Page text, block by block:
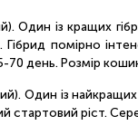
із кращих
Гібрид помірно
70 день. Розмір
із найкращих
стартовий ріст.